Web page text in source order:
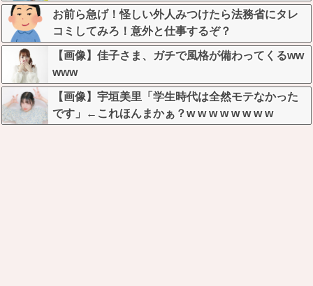
お前ら急げ！怪しい外人みつけたら法務省にタレ
コミしてみろ！意外と仕事するぞ？
【画像】佳子さま、ガチで風格が備わってくるww
www
【画像】宇垣美里「学生時代は全然モテなかった
です」←これほんまかぁ？w w w w w w w w